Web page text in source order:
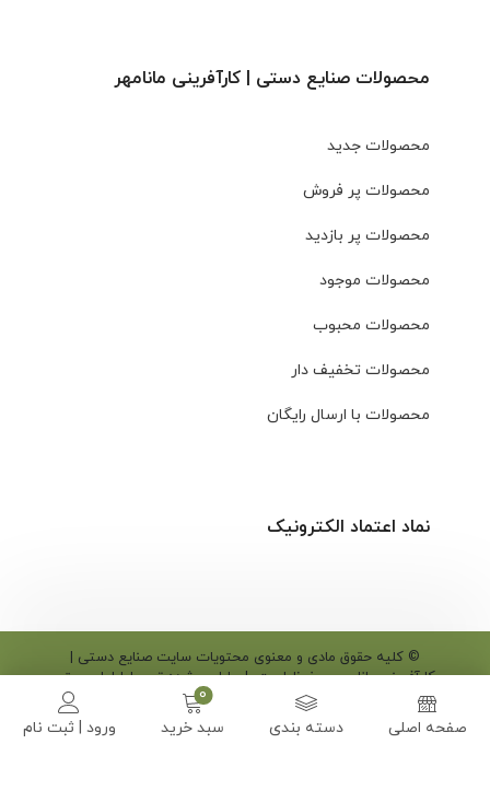
صفحه اصلی دسته بندی سبد خرید ورود | ثبت نام
محصولات صنایع دستی | کارآفرینی مانامهر
محصولات جدید
محصولات پر فروش
محصولات پر بازدید
محصولات موجود
محصولات محبوب
محصولات تخفیف دار
محصولات با ارسال رایگان
نماد اعتماد الکترونیک
© کلیه حقوق مادی و معنوی محتویات سایت صنایع دستی |
کارآفرینی مانامهر محفوظ است |طراحی شده توسط ایلیاسیستم